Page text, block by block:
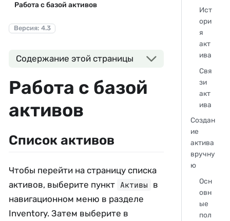
Работа с базой активов
Версия: 4.3
Содержание этой страницы
Работа с базой
активов
Список активов
Чтобы перейти на страницу списка
активов, выберите пункт Активы
в
навигационном меню в разделе
Inventory. Затем выберите в
Ист
ори
я
акт
ива
Свя
зи
акт
ива
Создан
ие
актива
вручну
ю
Осн
овн
ые
пол